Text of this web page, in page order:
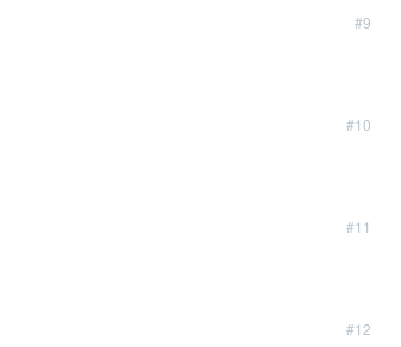
#9
#10
#11
#12